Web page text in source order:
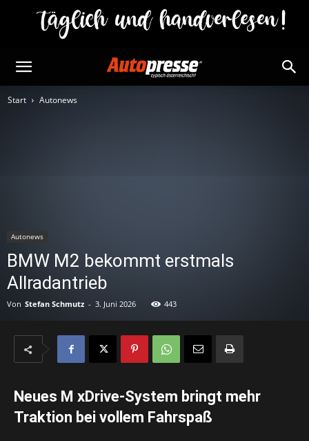
Start Autonews
Autonews
BMW M2 bekommt erstmals
Allradantrieb
Von Stefan Schmutz - 3. Juni 2026 443
Neues M xDrive-System bringt mehr
Traktion bei vollem Fahrspaß